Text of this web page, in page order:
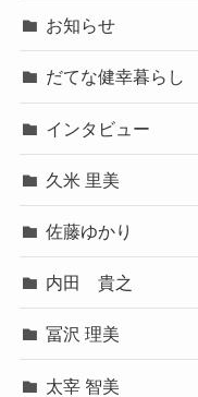
お知らせ
だてな健幸暮らし
インタビュー
久米 里美
佐藤ゆかり
内田 貴之
冨沢 理美
太宰 智美